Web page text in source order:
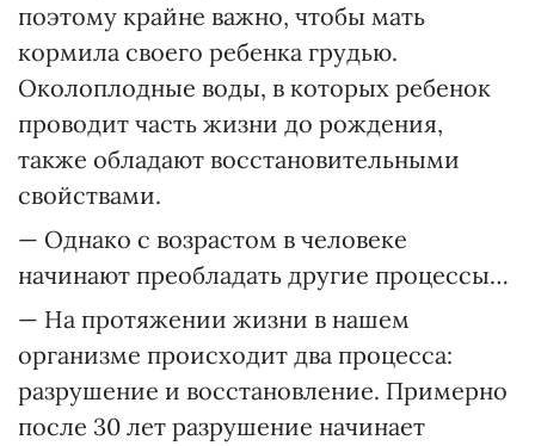
поэтому крайне важно, чтобы мать
кормила своего ребенка грудью.
Околоплодные воды, в которых ребенок
проводит часть жизни до рождения,
также обладают восстановительными
свойствами.
— Однако с возрастом в человеке
начинают преобладать другие процессы…
— На протяжении жизни в нашем
организме происходит два процесса:
разрушение и восстановление. Примерно
после 30 лет разрушение начинает